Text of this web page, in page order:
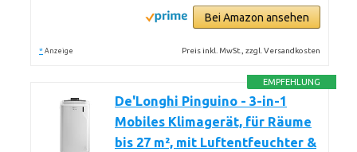
Bei Amazon ansehen
* Anzeige Preis inkl. MwSt., zzgl. Versandkosten
EMPFEHLUNG
De'Longhi Pinguino - 3-in-1
Mobiles Klimagerät, für Räume
bis 27 m², mit Luftentfeuchter &